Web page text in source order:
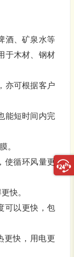
酒、矿泉水等
于木材、钢材
亦可根据客户
能短时间内完
。
使循环风量更
快。
可以更快，包
更快，用电更